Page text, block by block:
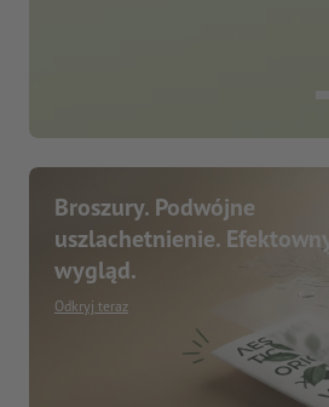
Broszury. Podwójne
uszlachetnienie.
wygląd.
Odkryj teraz